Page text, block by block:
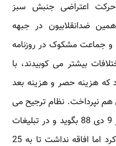
اعتراضی جنبش سبز
ضدانقلابیون در جبهه
و جماعت مشکوک در روزنامه
بیشتر می کوبیدند، با
که هزینه حصر و هزینه بعد
هم نپرداخت. نظام ترجیح می
داد به جای عاشورای 88 از 9 دی 88 بگوید و در تبلیغات
خود آن را برجسته کند و کرد اما افاقه نداشت تا به 25